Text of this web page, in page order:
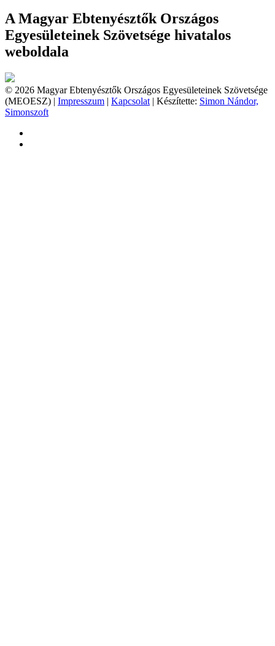
A Magyar Ebtenyésztők Országos
Egyesületeinek Szövetsége hivatalos
weboldala
© 2026 Magyar Ebtenyésztők Országos Egyesületeinek Szövetsége
(MEOESZ) | Impresszum | Kapcsolat | Készítette: Simon Nándor,
Simonszoft